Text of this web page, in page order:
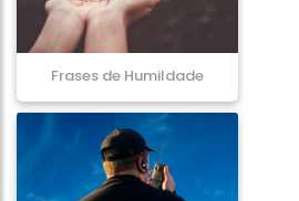
Frases de Humildade